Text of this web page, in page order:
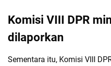
Komisi VIII DPR
dilaporkan
Sementara itu, Komisi VIII